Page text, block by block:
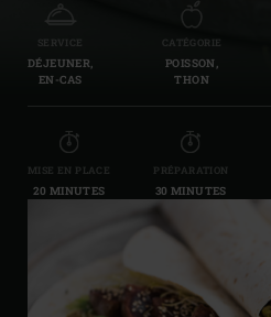
SERVICE
DÉJEUNER,
EN-CAS
CATÉGORIE
POISSON,
THON
MISE EN PLACE
20 MINUTES
PRÉPARATION
30 MINUTES